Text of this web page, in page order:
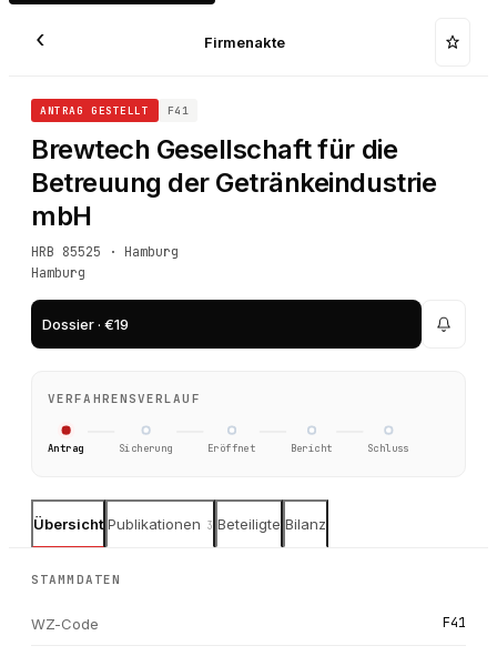
‹ Firmenakte
ANTRAG GESTELLT F41
Brewtech Gesellschaft für die
Betreuung der Getränkeindustrie
mbH
HRB 85525 · Hamburg
Hamburg
Dossier · €19
VERFAHRENSVERLAUF
Antrag Sicherung Eröffnet Bericht Schluss
Übersicht Publikationen 3 Beteiligte Bilanz
STAMMDATEN
WZ-Code F41